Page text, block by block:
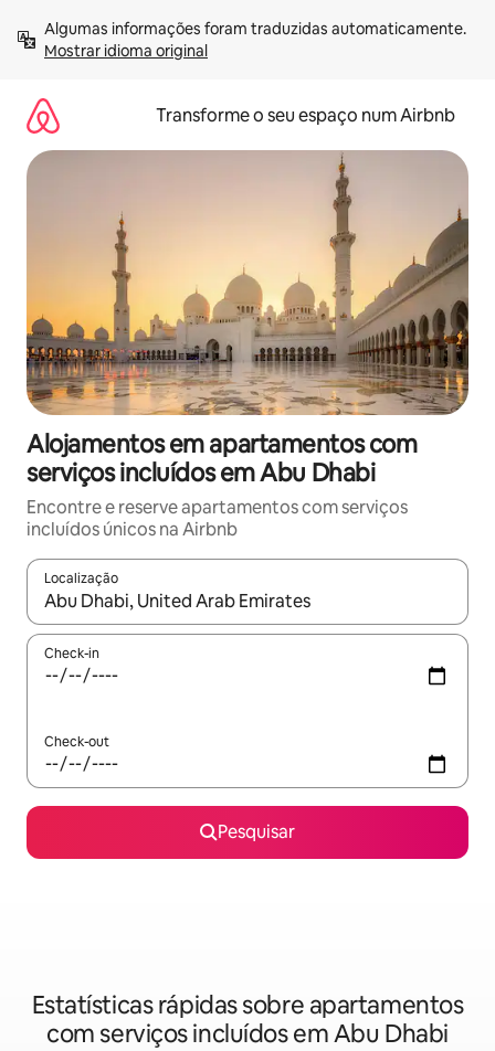
para
Mostrar idioma original
Transforme o seu espaço num Airbnb
Alojamentos em apartamentos com
serviços incluídos em Abu Dhabi
Encontre e reserve apartamentos com serviços
incluídos únicos na Airbnb
Localização
Quando os resultados estiverem disponíveis, navegue com
Check-in
Check-out
Pesquisar
Estatísticas rápidas sobre apartamentos
com serviços incluídos em Abu Dhabi